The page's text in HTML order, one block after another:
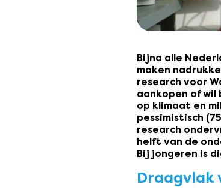
Bijna alle
maken
research voor
aankopen of wil
op klimaat en
pessimistisch
research
helft van de
Bij jongeren is
Draagvlak